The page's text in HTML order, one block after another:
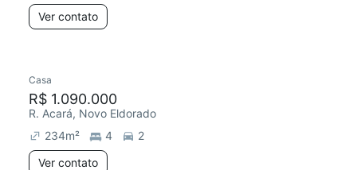
Ver contato
Casa
R$ 1.090.000
R. Acará, Novo Eldorado
234m² 4
2
Ver contato